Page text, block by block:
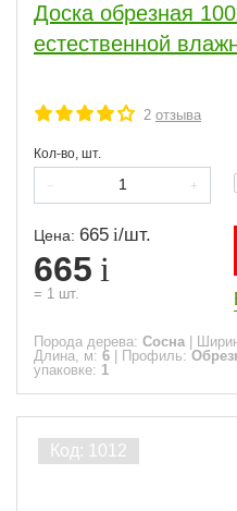
Доска обрезная
естественной
2 отзыва
Кол-во, шт.
Цена: 665 /шт.
665
= 1 шт.
Порода дерева: Сосна
Длина, м: 6 Профиль:
упаковке: 1